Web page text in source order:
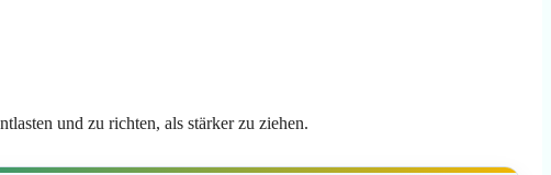
und zu richten, als stärker zu ziehen.